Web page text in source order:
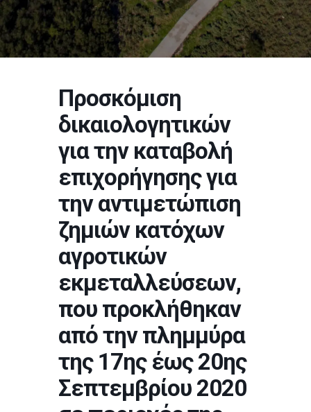
Προσκόμιση
δικαιολογητικών
για την καταβολή
επιχορήγησης για
την αντιμετώπιση
ζημιών κατόχων
αγροτικών
εκμεταλλεύσεων,
που προκλήθηκαν
από την πλημμύρα
της 17ης έως 20ης
Σεπτεμβρίου 2020